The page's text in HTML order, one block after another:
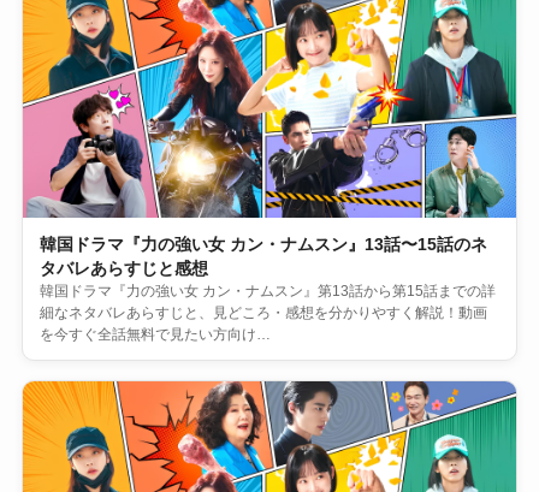
韓国ドラマ『力の強い女 カン・ナムスン』13話〜15話のネ
タバレあらすじと感想
韓国ドラマ『力の強い女 カン・ナムスン』第13話から第15話までの詳
細なネタバレあらすじと、見どころ・感想を分かりやすく解説！動画
を今すぐ全話無料で見たい方向け…